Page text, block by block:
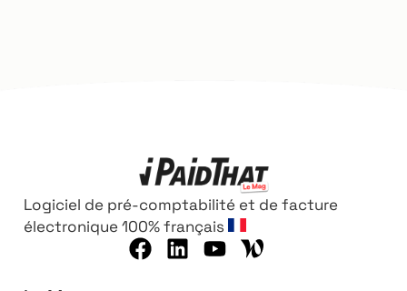
Logiciel de pré-comptabilité et de facture
électronique 100% français